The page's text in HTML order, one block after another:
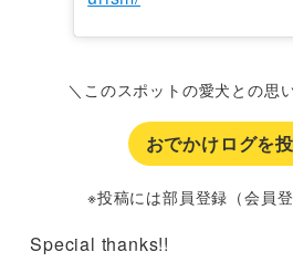
＼このスポットの愛犬との思
おでかけログを
※投稿には部員登録（会員
Special thanks!!